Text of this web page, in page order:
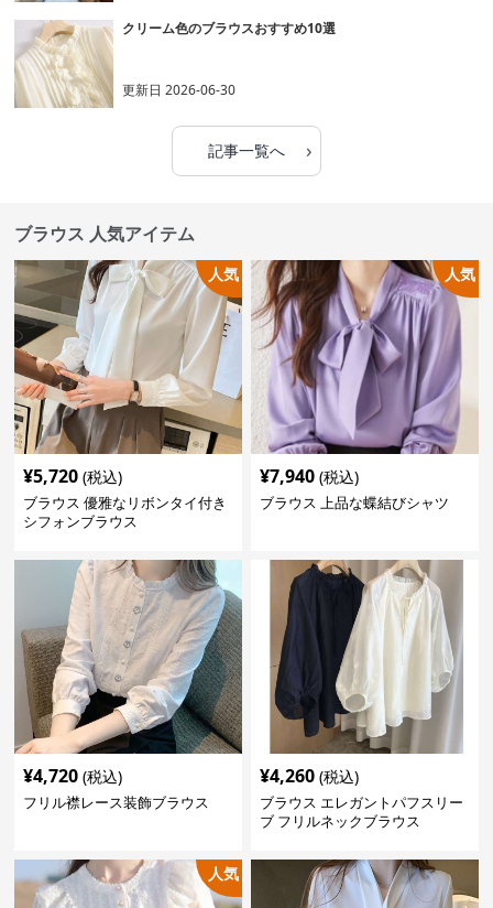
クリーム色のブラウスおすすめ10選
更新日2026-06-30
記事一覧へ ›
ブラウス 人気アイテム
人気
¥5,720 (税込)
ブラウス 優雅なリボンタイ付き
シフォンブラウス
人気
¥7,940 (税込)
ブラウス 上品な蝶結びシャツ
¥4,720 (税込)
フリル襟レース装飾ブラウス
¥4,260 (税込)
ブラウス エレガントパフスリー
ブ フリルネックブラウス
人気